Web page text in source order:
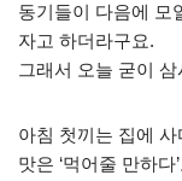
동기들이 다음에 모
자고 하더라구요.
그래서 오늘 굳이
아침 첫끼는 집에
맛은 ‘먹어줄 만하